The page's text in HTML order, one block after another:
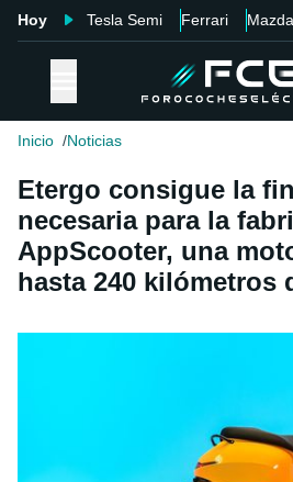
Hoy Tesla Semi Ferrari Mazda
Inicio Noticias
Etergo consigue la
necesaria para la
AppScooter, una
hasta 240 kilómetros